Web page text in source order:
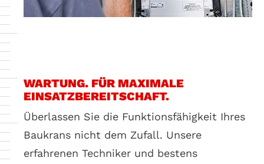
WARTUNG. FÜR MAXIMALE
EINSATZBEREITSCHAFT.
Überlassen Sie die Funktionsfähigkeit Ihres
Baukrans nicht dem Zufall. Unsere
erfahrenen Techniker und bestens